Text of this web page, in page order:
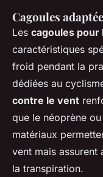
Cagoules
Les cagoules pour
caractéristiques
froid pendant la
dédiées au
contre le vent
que le néoprène
matériaux
vent mais assurent
la transpiration.